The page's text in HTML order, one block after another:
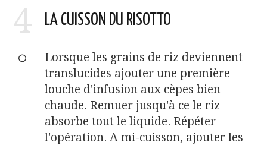
4 LA CUISSON DU RISOTTO
Lorsque les grains de riz deviennent
translucides ajouter une première
louche d'infusion aux cèpes bien
chaude. Remuer jusqu'à ce le riz
absorbe tout le liquide. Répéter
l'opération. A mi-cuisson, ajouter les